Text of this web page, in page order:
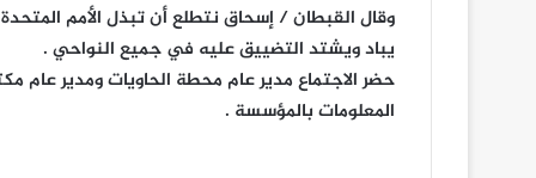
وقال القبطان / إسحاق نتطلع أن تبذل الأمم
يباد ويشتد التضييق عليه في جميع النواحي .
حضر الاجتماع مدير عام محطة الحاويات ومدير
المعلومات بالمؤسسة .